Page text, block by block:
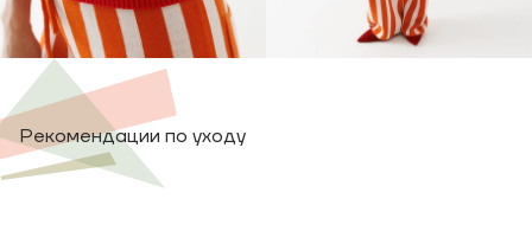
Рекомендации по уходу